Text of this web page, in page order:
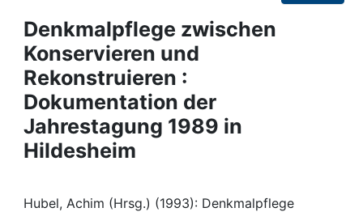
Projects
People
Institutions
Awards
Denkmalpflege zwischen
Konservieren und
Rekonstruieren :
Dokumentation der
Jahrestagung 1989 in
Hildesheim
Hubel, Achim (Hrsg.) (1993): Denkmalpflege